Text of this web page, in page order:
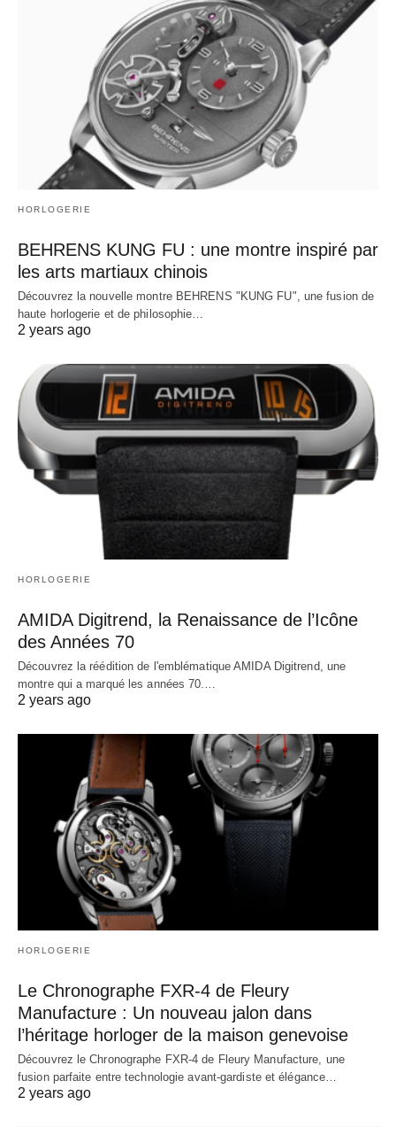
HORLOGERIE
BEHRENS KUNG FU : une montre inspiré par
les arts martiaux chinois
Découvrez la nouvelle montre BEHRENS "KUNG FU", une fusion de
haute horlogerie et de philosophie…
2 years ago
HORLOGERIE
AMIDA Digitrend, la Renaissance de l’Icône
des Années 70
Découvrez la réédition de l'emblématique AMIDA Digitrend, une
montre qui a marqué les années 70.…
2 years ago
HORLOGERIE
Le Chronographe FXR-4 de Fleury
Manufacture : Un nouveau jalon dans
l’héritage horloger de la maison genevoise
Découvrez le Chronographe FXR-4 de Fleury Manufacture, une
fusion parfaite entre technologie avant-gardiste et élégance…
2 years ago